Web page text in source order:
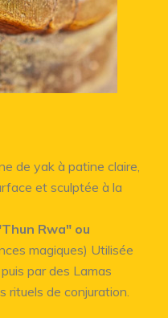
de yak à patine claire,
et sculptée à la
Rwa" ou
magiques) Utilisée
par des Lamas
rituels de conjuration.